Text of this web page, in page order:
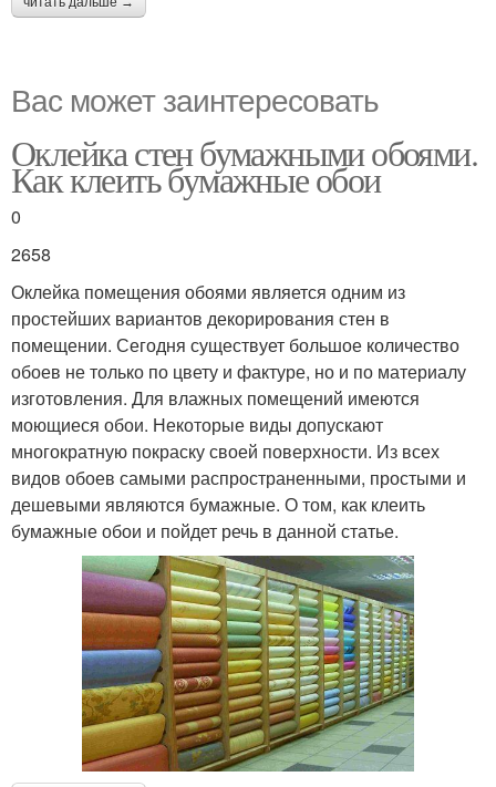
Вас может заинтересовать
Оклейка стен бумажными обоями.
Как клеить бумажные обои
0
2658
Оклейка помещения обоями является одним из
простейших вариантов декорирования стен в
помещении. Сегодня существует большое количество
обоев не только по цвету и фактуре, но и по материалу
изготовления. Для влажных помещений имеются
моющиеся обои. Некоторые виды допускают
многократную покраску своей поверхности. Из всех
видов обоев самыми распространенными, простыми и
дешевыми являются бумажные. О том, как клеить
бумажные обои и пойдет речь в данной статье.